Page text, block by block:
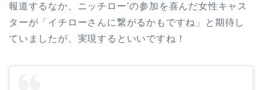
報道するなか、ニッチロー’の参加を喜んだ女性キャス
ターが「イチローさんに繋がるかもですね」と期待し
ていましたが、実現するといいですね！